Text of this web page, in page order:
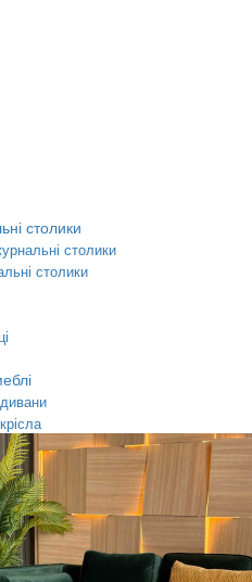
столики
столики
столики